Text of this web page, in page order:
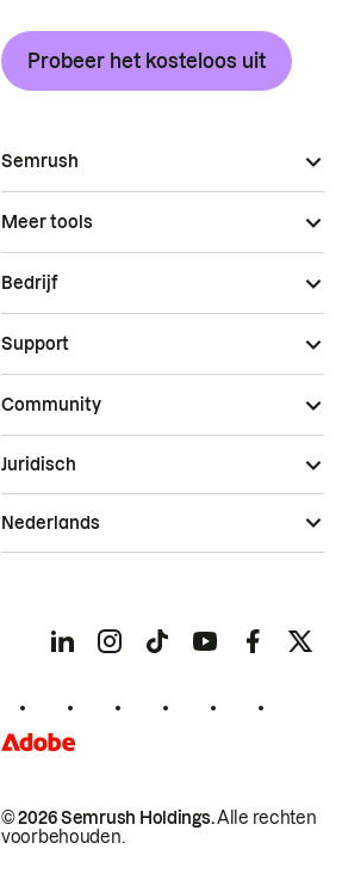
Probeer het kosteloos uit
Semrush
Meer tools
Bedrijf
Support
Community
© 2026 Semrush Holdings.Alle rechten
voorbehouden.
Juridisch
Nederlands